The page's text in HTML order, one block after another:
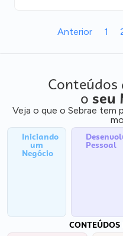
Anterior 1
Conteúdos
o seu
Veja o que o Sebrae tem
Iniciando
um
Negócio
Pessoal
CONTEÚDOS